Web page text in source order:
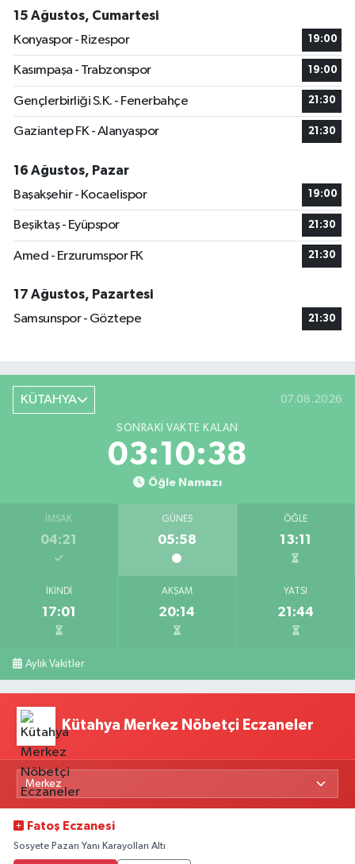
15 Ağustos, Cumartesi
Konyaspor - Rizespor
19:00
Kasımpaşa - Trabzonspor 19:00
Gençlerbirliği S.K. - Fenerbahçe 21:30
Gaziantep FK - Alanyaspor 21:30
16 Ağustos, Pazar
Başakşehir - Kocaelispor
19:00
Beşiktaş - Eyüpspor 21:30
Amed - Erzurumspor FK 21:30
17 Ağustos, Pazartesi
Samsunspor - Göztepe
21:30
KÜTAHYA 07.08.2026
SONRAKI VAKTE KALAN
03:10:37
Öğle Namazı
İMSAK
04:21
GÜNEŞ
05:58
ÖĞLE
13:11
İKINDI
17:01
AKŞAM
20:14
YATSI
21:44
Aylık Vakitler
Kütahya Merkez Nöbetçi Eczaneler
Fatoş Eczanesi
Sosyete Pazarı Yanı Karayolları Altı